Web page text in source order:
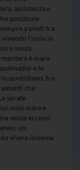
assistenza e
posizione
a piedi tra
l’isola in
e senza
è mare
e le
quotidiano, tra
che
serate
vista mare e
senza eccessi.
un
vivere insieme